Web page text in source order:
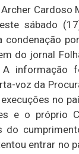
Cardoso
sábado
condenação
do jornal
A informação
voz da
no
e o próprio
entrar no